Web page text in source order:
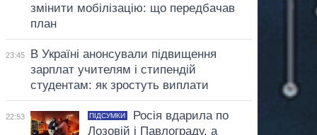
змінити мобілізацію: що передбачав
план
23:45
В Україні анонсували підвищення
зарплат учителям і стипендій
студентам: як зростуть виплати
22:53 ПІДСУМКИ
Росія вдарила по
Лозовій і Павлограду, а